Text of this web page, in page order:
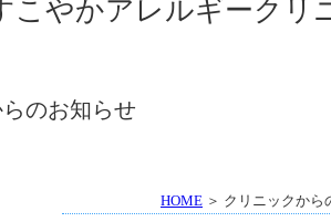
HOME ＞ クリニックか